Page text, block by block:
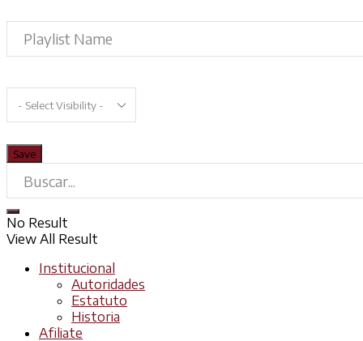
No Result
View All Result
Institucional
Autoridades
Estatuto
Historia
Afiliate